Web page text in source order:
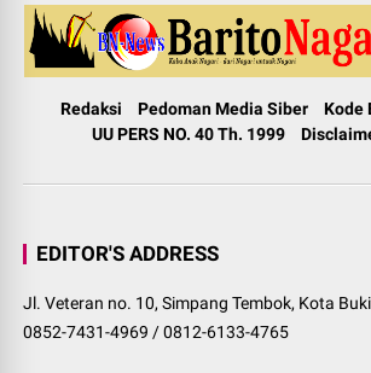
Redaksi Pedoman Media Siber
Kode
UU PERS NO. 40 Th. 1999
EDITOR'S ADDRESS
Jl. Veteran no. 10, Simpang Tembok, Kota
0852-7431-4969 / 0812-6133-4765